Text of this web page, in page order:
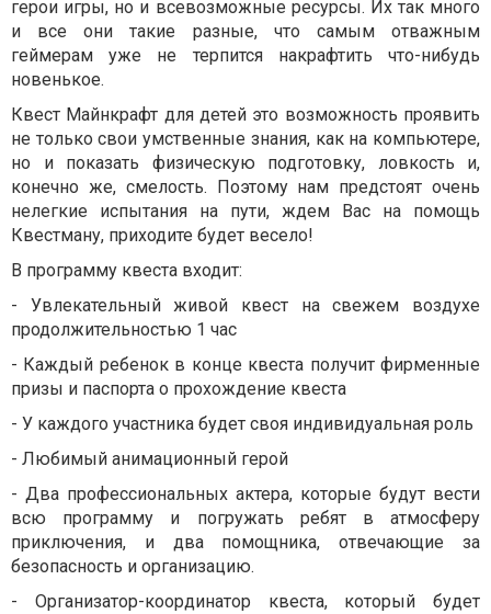
герои игры, но и всевозможные ресурсы. Их так много
и все они такие разные, что самым отважным
геймерам уже не терпится накрафтить что-нибудь
новенькое.
Квест Майнкрафт для детей это возможность проявить
не только свои умственные знания, как на компьютере,
но и показать физическую подготовку, ловкость и,
конечно же, смелость. Поэтому нам предстоят очень
нелегкие испытания на пути, ждем Вас на помощь
Квестману, приходите будет весело!
В программу квеста входит:
- Увлекательный живой квест на свежем воздухе
продолжительностью 1 час
- Каждый ребенок в конце квеста получит фирменные
призы и паспорта о прохождение квеста
- У каждого участника будет своя индивидуальная роль
- Любимый анимационный герой
- Два профессиональных актера, которые будут вести
всю программу и погружать ребят в атмосферу
приключения, и два помощника, отвечающие за
безопасность и организацию.
- Организатор-координатор квеста, который будет